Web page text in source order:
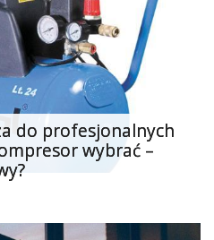
do profesjonalnych
wybrać –